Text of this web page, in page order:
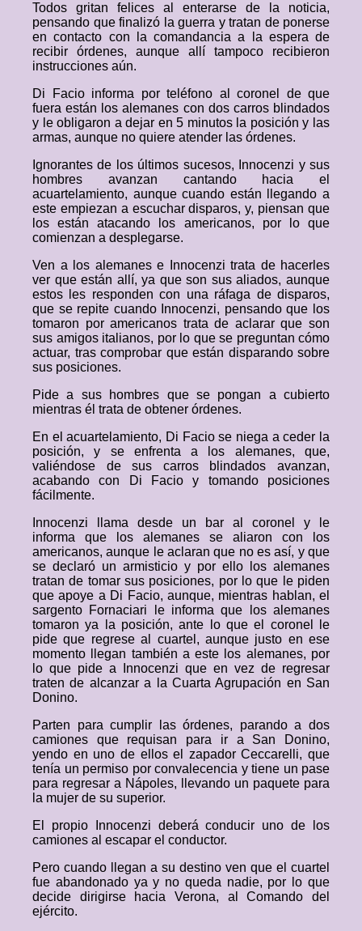
Todos gritan felices al enterarse de la noticia,
pensando que finalizó la guerra y tratan de ponerse
en contacto con la comandancia a la espera de
recibir órdenes, aunque allí tampoco recibieron
instrucciones aún.
Di Facio informa por teléfono al coronel de que
fuera están los alemanes con dos carros blindados
y le obligaron a dejar en 5 minutos la posición y las
armas, aunque no quiere atender las órdenes.
Ignorantes de los últimos sucesos, Innocenzi y sus
hombres avanzan cantando hacia el
acuartelamiento, aunque cuando están llegando a
este empiezan a escuchar disparos, y, piensan que
los están atacando los americanos, por lo que
comienzan a desplegarse.
Ven a los alemanes e Innocenzi trata de hacerles
ver que están allí, ya que son sus aliados, aunque
estos les responden con una ráfaga de disparos,
que se repite cuando Innocenzi, pensando que los
tomaron por americanos trata de aclarar que son
sus amigos italianos, por lo que se preguntan cómo
actuar, tras comprobar que están disparando sobre
sus posiciones.
Pide a sus hombres que se pongan a cubierto
mientras él trata de obtener órdenes.
En el acuartelamiento, Di Facio se niega a ceder la
posición, y se enfrenta a los alemanes, que,
valiéndose de sus carros blindados avanzan,
acabando con Di Facio y tomando posiciones
fácilmente.
Innocenzi llama desde un bar al coronel y le
informa que los alemanes se aliaron con los
americanos, aunque le aclaran que no es así, y que
se declaró un armisticio y por ello los alemanes
tratan de tomar sus posiciones, por lo que le piden
que apoye a Di Facio, aunque, mientras hablan, el
sargento Fornaciari le informa que los alemanes
tomaron ya la posición, ante lo que el coronel le
pide que regrese al cuartel, aunque justo en ese
momento llegan también a este los alemanes, por
lo que pide a Innocenzi que en vez de regresar
traten de alcanzar a la Cuarta Agrupación en San
Donino.
Parten para cumplir las órdenes, parando a dos
camiones que requisan para ir a San Donino,
yendo en uno de ellos el zapador Ceccarelli, que
tenía un permiso por convalecencia y tiene un pase
para regresar a Nápoles, llevando un paquete para
la mujer de su superior.
El propio Innocenzi deberá conducir uno de los
camiones al escapar el conductor.
Pero cuando llegan a su destino ven que el cuartel
fue abandonado ya y no queda nadie, por lo que
decide dirigirse hacia Verona, al Comando del
ejército.